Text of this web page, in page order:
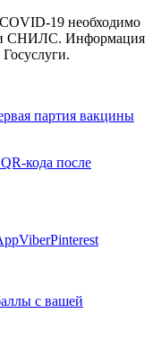
19 необходимо
и СНИЛС. Информация
партия вакцины
кода после
ViberPinterest
с вашей